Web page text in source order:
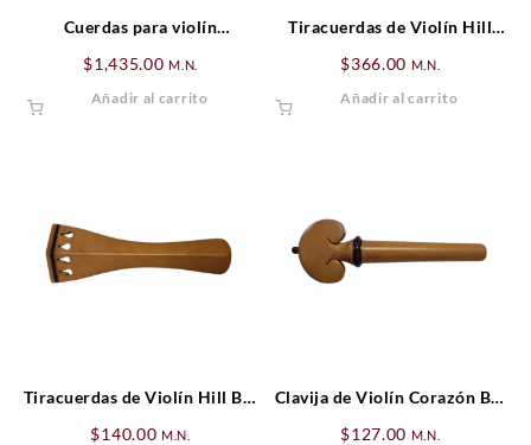
Cuerdas para violín
SET
$1,435.00 M.N.
Añadir al carrito
Tiracuerdas de Violín Hill
$366.00 M.N.
Añadir al carrito
Tiracuerdas de Violín Hill Boj
$140.00 M.N.
Clavija de Violín Corazón Boj
$127.00 M.N.